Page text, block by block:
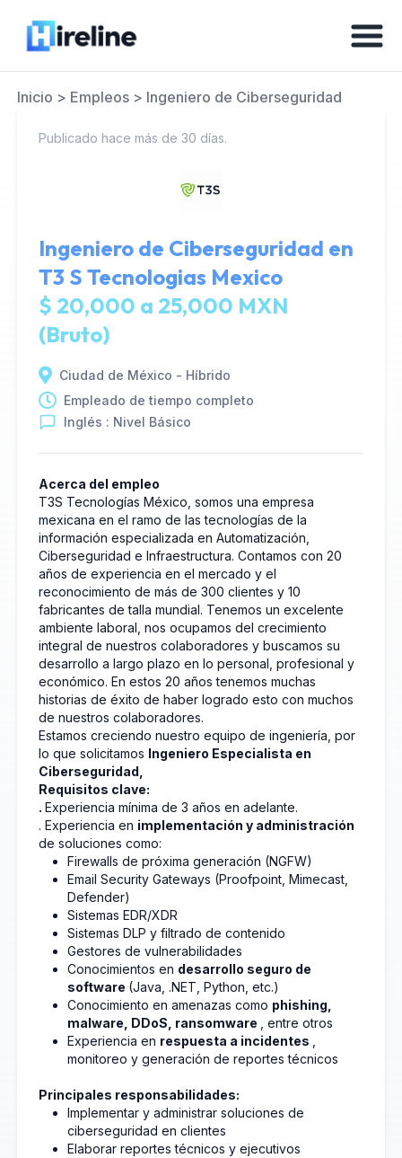
Inicio > Empleos> Ingeniero de Ciberseguridad
Publicado hace más de 30 días.
Ingeniero de Ciberseguridad en
T3 S Tecnologias Mexico
$ 20,000 a 25,000 MXN
(Bruto)
Ciudad de México - Híbrido
Empleado de tiempo completo
Inglés : Nivel Básico
Acerca del empleo
T3S Tecnologías México, somos una empresa
mexicana en el ramo de las tecnologías de la
información especializada en Automatización,
Ciberseguridad e Infraestructura. Contamos con 20
años de experiencia en el mercado y el
reconocimiento de más de 300 clientes y 10
fabricantes de talla mundial. Tenemos un excelente
ambiente laboral, nos ocupamos del crecimiento
integral de nuestros colaboradores y buscamos su
desarrollo a largo plazo en lo personal, profesional y
económico. En estos 20 años tenemos muchas
historias de éxito de haber logrado esto con muchos
de nuestros colaboradores.
Estamos creciendo nuestro equipo de ingeniería, por
lo que solicitamos Ingeniero Especialista en
Ciberseguridad,
Requisitos clave:
. Experiencia mínima de 3 años en adelante.
. Experiencia en implementación y administración
de soluciones como:
Firewalls de próxima generación (NGFW)
Email Security Gateways (Proofpoint, Mimecast,
Defender)
Sistemas EDR/XDR
Sistemas DLP y filtrado de contenido
Gestores de vulnerabilidades
Conocimientos en desarrollo seguro de
software (Java, .NET, Python, etc.)
Conocimiento en amenazas como phishing,
malware, DDoS, ransomware
, entre otros
Experiencia en respuesta a incidentes
monitoreo y generación de reportes técnicos
Principales responsabilidades:
Implementar y administrar soluciones de
ciberseguridad en clientes
Elaborar reportes técnicos y ejecutivos